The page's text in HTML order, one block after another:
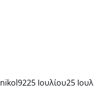
nikol9225 Ιουλίου25 Ιουλ